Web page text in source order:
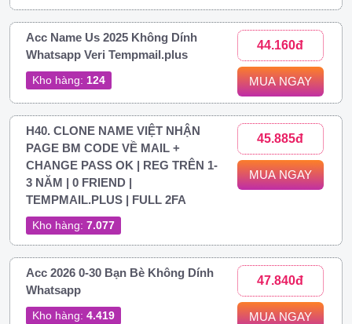
Acc Name Us 2025 Không Dính
Whatsapp Veri Tempmail.plus
Kho hàng: 124
44.160đ
MUA NGAY
H40. CLONE NAME VIỆT NHẬN
PAGE BM CODE VỀ MAIL +
CHANGE PASS OK | REG TRÊN 1-
3 NĂM | 0 FRIEND |
TEMPMAIL.PLUS | FULL 2FA
Kho hàng: 7.077
45.885đ
MUA NGAY
Acc 2026 0-30 Bạn Bè Không Dính
Whatsapp
Kho hàng: 4.419
47.840đ
MUA NGAY